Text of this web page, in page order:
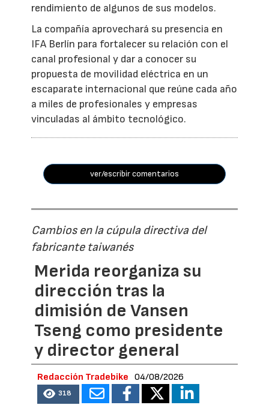
rendimiento de algunos de sus modelos.
La compañía aprovechará su presencia en
IFA Berlín para fortalecer su relación con el
canal profesional y dar a conocer su
propuesta de movilidad eléctrica en un
escaparate internacional que reúne cada año
a miles de profesionales y empresas
vinculadas al ámbito tecnológico.
ver/escribir comentarios
Cambios en la cúpula directiva del
fabricante taiwanés
Merida reorganiza su
dirección tras la
dimisión de Vansen
Tseng como presidente
y director general
Redacción Tradebike 04/08/2026
318